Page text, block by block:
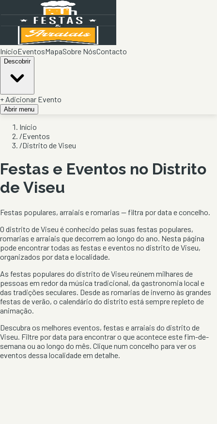
InícioEventosMapaSobre NósContacto
Descobrir
+ Adicionar Evento
Abrir menu
Início
/Eventos
/Distrito de Viseu
Festas e Eventos no Distrito
de Viseu
Festas populares, arraiais e romarias — filtra por data e concelho.
O distrito deViseu é conhecido pelas suas festas populares,
romarias e arraiais que decorrem ao longo do ano. Nesta página
pode encontrar todas as festas e eventos no distrito deViseu,
organizados por data e localidade.
As festas populares do distrito deViseu reúnem milhares de
pessoas em redor da música tradicional, da gastronomia local e
das tradições seculares. Desde as romarias de inverno às grandes
festas de verão, o calendário do distrito está sempre repleto de
animação.
Descubra os melhores eventos, festas e arraiais do distrito de
Viseu. Filtre por data para encontrar o que acontece este fim-de-
semana ou ao longo do mês. Clique num concelho para ver os
eventos dessa localidade em detalhe.